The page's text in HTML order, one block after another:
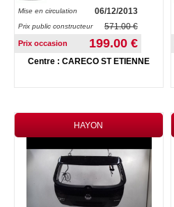
Mise en circulation 06/12/2013
Prix public constructeur 571.00 €
Prix occasion 199.00 €
Centre : CARECO ST ETIENNE
HAYON